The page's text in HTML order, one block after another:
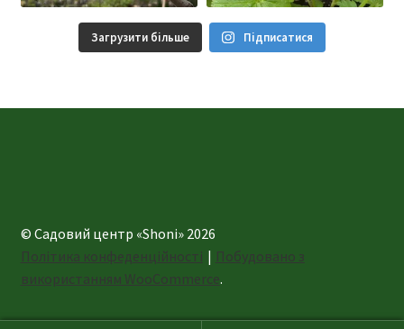
Загрузити більше Підписатися
© Садовий центр «Shoni» 2026
Політика конфеденційності
Побудовано з
використанням WooCommerce.